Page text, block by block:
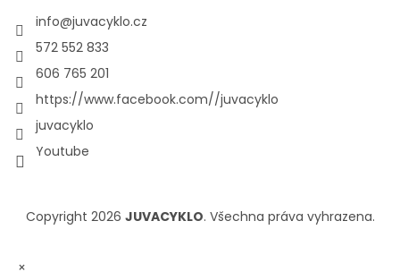
info@juvacyklo.cz
572 552 833
606 765 201
https://www.facebook.com//juvacyklo
juvacyklo
Youtube
Copyright 2026 JUVACYKLO. Všechna práva vyhrazena.
×